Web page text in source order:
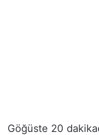
Göğüste 20